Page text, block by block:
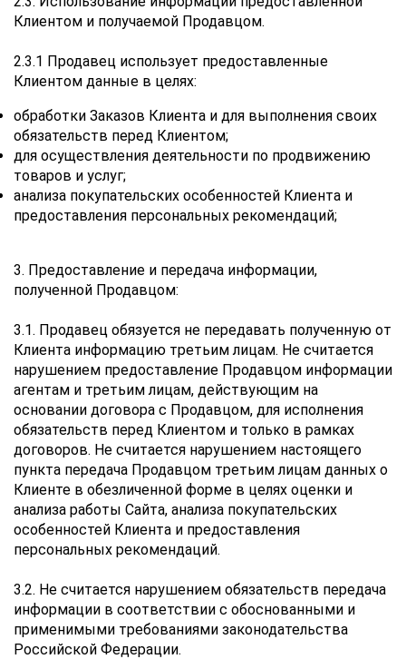
Клиентом и получаемой Продавцом.
2.3.1 Продавец использует предоставленные
Клиентом данные в целях:
обработки Заказов Клиента и для выполнения своих
обязательств перед Клиентом;
для осуществления деятельности по продвижению
товаров и услуг;
анализа покупательских особенностей Клиента и
предоставления персональных рекомендаций;
3. Предоставление и передача информации,
полученной Продавцом:
3.1. Продавец обязуется не передавать полученную от
Клиента информацию третьим лицам. Не считается
нарушением предоставление Продавцом информации
агентам и третьим лицам, действующим на
основании договора с Продавцом, для исполнения
обязательств перед Клиентом и только в рамках
договоров. Не считается нарушением настоящего
пункта передача Продавцом третьим лицам данных о
Клиенте в обезличенной форме в целях оценки и
анализа работы Сайта, анализа покупательских
особенностей Клиента и предоставления
персональных рекомендаций.
3.2. Не считается нарушением обязательств передача
информации в соответствии с обоснованными и
применимыми требованиями законодательства
Российской Федерации.